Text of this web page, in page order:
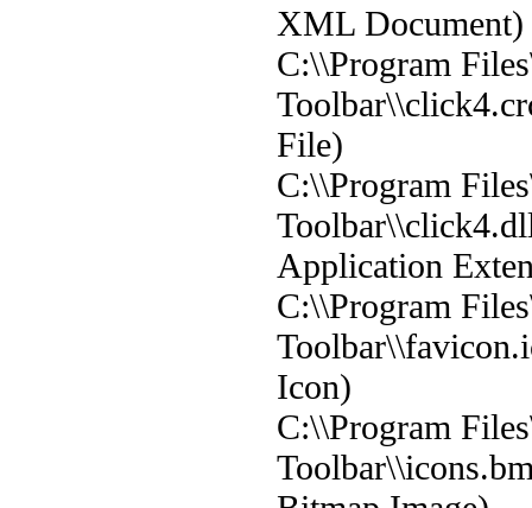
XML Document)
C:\\Program
File)
C:\\Program
Application
C:\\Program
Icon)
C:\\Program